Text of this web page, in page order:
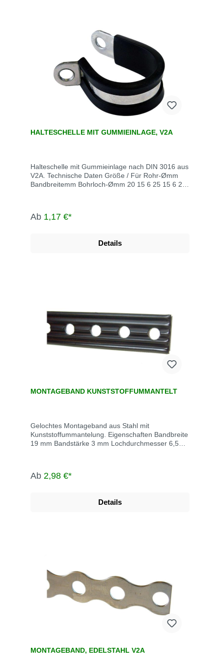
HALTESCHELLE MIT GUMMIEINLAGE, V2A
Halteschelle mit Gummieinlage nach DIN 3016 aus
V2A. Technische Daten Größe / Für Rohr-Ømm
Bandbreitemm Bohrloch-Ømm 20 15 6 25 15 6 28
Ab 1,17 €*
Details
MONTAGEBAND KUNSTSTOFFUMMANTELT
Gelochtes Montageband aus Stahl mit
Kunststoffummantelung. Eigenschaften Bandbreite
19 mm Bandstärke 3 mm Lochdurchmesser 6,5
Ab 2,98 €*
Details
MONTAGEBAND, EDELSTAHL V2A